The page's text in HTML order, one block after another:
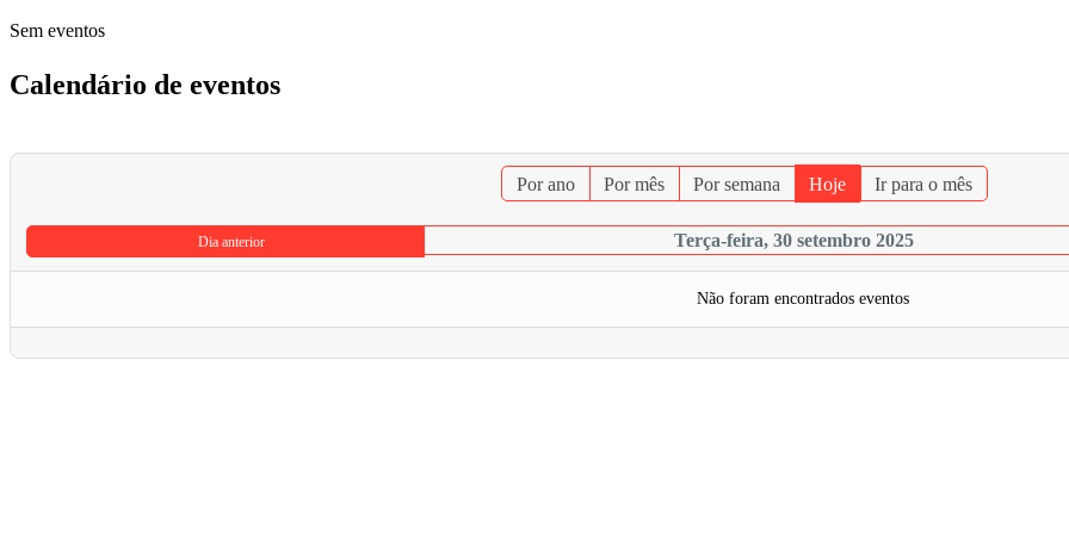
Sem eventos
Calendário de eventos
Por ano Por mês Por semana Hoje Ir para o mês
Dia anterior Terça-feira, 30 setembro 2025
Não foram encontrados eventos